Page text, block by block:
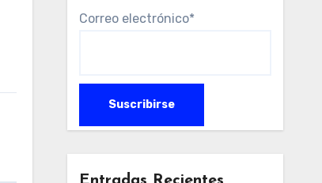
Correo electrónico*